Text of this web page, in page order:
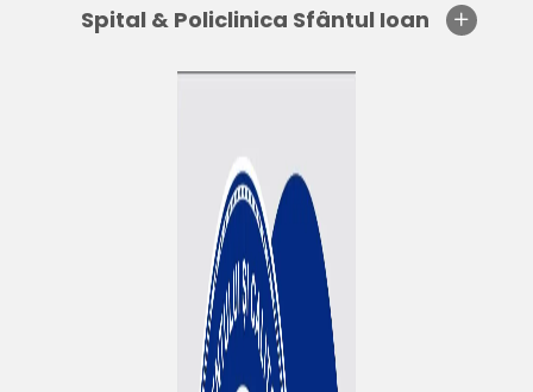
Spital & Policlinica Sfântul Ioan